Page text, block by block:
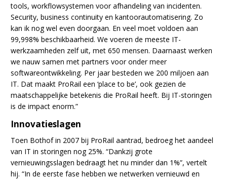
tools, workflowsystemen voor afhandeling van incidenten.
Security, business continuity en kantoorautomatisering. Zo
kan ik nog wel even doorgaan. En veel moet voldoen aan
99,998% beschikbaarheid. We voeren de meeste IT-
werkzaamheden zelf uit, met 650 mensen. Daarnaast werken
we nauw samen met partners voor onder meer
softwareontwikkeling. Per jaar besteden we 200 miljoen aan
IT. Dat maakt ProRail een ‘place to be’, ook gezien de
maatschappelijke betekenis die ProRail heeft. Bij IT-storingen
is de impact enorm.”
Innovatieslagen
Toen Bothof in 2007 bij ProRail aantrad, bedroeg het aandeel
van IT in storingen nog 25%. “Dankzij grote
vernieuwingsslagen bedraagt het nu minder dan 1%”, vertelt
hij. “In de eerste fase hebben we netwerken vernieuwd en